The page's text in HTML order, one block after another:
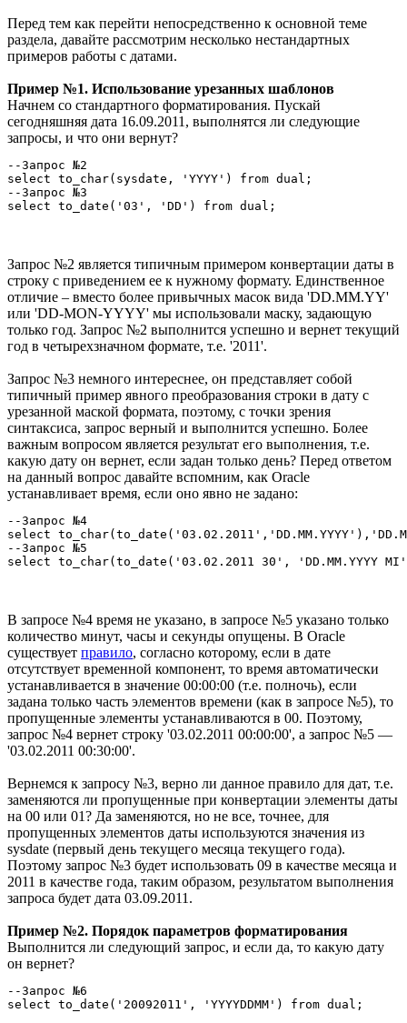
Перед тем как перейти непосредственно к основной теме
раздела, давайте рассмотрим несколько нестандартных
примеров работы с датами.
Пример №1. Использование урезанных шаблонов
Начнем со стандартного форматирования. Пускай
сегодняшняя дата 16.09.2011, выполнятся ли следующие
запросы, и что они вернут?
--Запрос №2
select to_char(sysdate, 'YYYY') from dual;
--Запрос №3
select to_date('03', 'DD') from dual;
Запрос №2 является типичным примером конвертации даты в
строку с приведением ее к нужному формату. Единственное
отличие – вместо более привычных масок вида 'DD.MM.YY'
или 'DD-MON-YYYY' мы использовали маску, задающую
только год. Запрос №2 выполнится успешно и вернет текущий
год в четырехзначном формате, т.е. '2011'.
Запрос №3 немного интереснее, он представляет собой
типичный пример явного преобразования строки в дату с
урезанной маской формата, поэтому, с точки зрения
синтаксиса, запрос верный и выполнится успешно. Более
важным вопросом является результат его выполнения, т.е.
какую дату он вернет, если задан только день? Перед ответом
на данный вопрос давайте вспомним, как Oracle
устанавливает время, если оно явно не задано:
--Запрос №4
select
--Запрос №5
select to_char(to_date('03.02.2011 30', 'DD.MM.YYYY
В запросе №4 время не указано, в запросе №5 указано только
количество минут, часы и секунды опущены. В Oracle
существует правило, согласно которому, если в дате
отсутствует временной компонент, то время автоматически
устанавливается в значение 00:00:00 (т.е. полночь), если
задана только часть элементов времени (как в запросе №5), то
пропущенные элементы устанавливаются в 00. Поэтому,
запрос №4 вернет строку '03.02.2011 00:00:00', а запрос №5 —
'03.02.2011 00:30:00'.
Вернемся к запросу №3, верно ли данное правило для дат, т.е.
заменяются ли пропущенные при конвертации элементы даты
на 00 или 01? Да заменяются, но не все, точнее, для
пропущенных элементов даты используются значения из
sysdate (первый день текущего месяца текущего года).
Поэтому запрос №3 будет использовать 09 в качестве месяца и
2011 в качестве года, таким образом, результатом выполнения
запроса будет дата 03.09.2011.
Пример №2. Порядок параметров форматирования
Выполнится ли следующий запрос, и если да, то какую дату
он вернет?
--Запрос №6
select to_date('20092011', 'YYYYDDMM') from dual;